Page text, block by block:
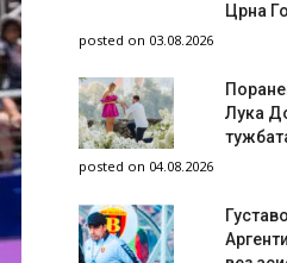
Црна
posted on 03.08.2026
Лука
posted on 04.08.2026